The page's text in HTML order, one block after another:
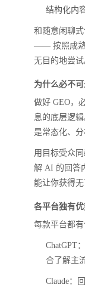
结构化内
和随意闲聊
—— 按照成熟
无目的地尝试
为什么必不
做好 GEO，
息的底层逻
是常态化、
用目标受众
解 AI 的回答
能让你获得
各平台独有
每款平台都有
ChatGPT
合了解主
Claude：